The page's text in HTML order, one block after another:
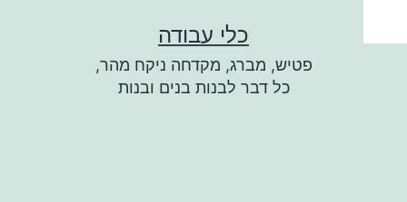
לתוכן
כלי עבודה
פטיש, מברג, מקדחה ניקח מהר,
כל דבר לבנות בנים ובנות